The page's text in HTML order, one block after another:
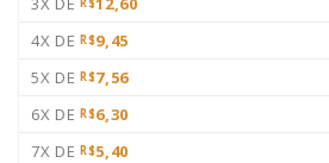
4X DE R$9,45
5X DE R$7,56
6X DE R$6,30
7X DE R$5,40